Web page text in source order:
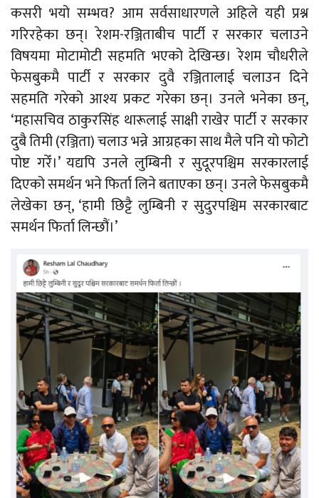
कसरी भयो सम्भव? आम सर्वसाधारणले अहिले यही प्रश्न
गरिरहेका छन्। रेशम-रञ्जिताबीच पार्टी र सरकार चलाउने
विषयमा मोटामोटी सहमति भएको देखिन्छ। रेशम चौधरीले
फेसबुकमै पार्टी र सरकार दुवै रञ्जितालाई चलाउन दिने
सहमति गरेको आश्य प्रकट गरेका छन्। उनले भनेका छन्,
‘महासचिव ठाकुरसिंह थारूलाई साक्षी राखेर पार्टी र सरकार
दुबै तिमी (रञ्जिता) चलाउ भन्ने आग्रहका साथ मैले पनि यो फोटो
पोष्ट गरेँ।’ यद्यपि उनले लुम्बिनी र सुदूरपश्चिम सरकारलाई
दिएको समर्थन भने फिर्ता लिने बताएका छन्। उनले फेसबुकमै
लेखेका छन्, ‘हामी छिट्टै लुम्बिनी र सुदुरपश्चिम सरकारबाट
समर्थन फिर्ता लिन्छौं।’